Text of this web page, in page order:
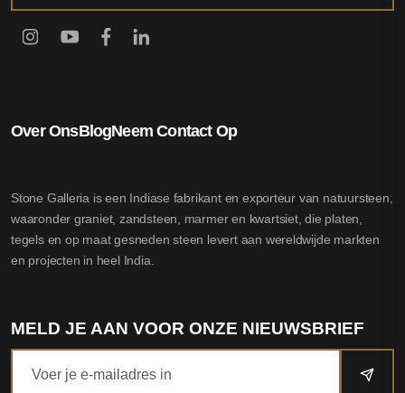
Over OnsBlogNeem Contact Op
Stone Galleria is een Indiase fabrikant en exporteur van natuursteen,
waaronder graniet, zandsteen, marmer en kwartsiet, die platen,
tegels en op maat gesneden steen levert aan wereldwijde markten
en projecten in heel India.
MELD JE AAN VOOR ONZE NIEUWSBRIEF